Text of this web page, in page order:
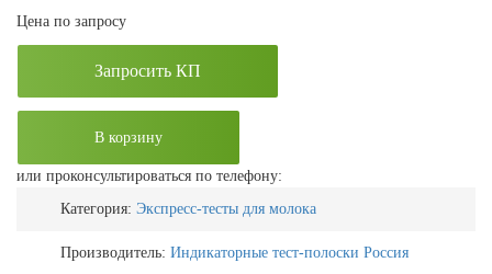
Цена по запросу
Запросить КП
В корзину
или проконсультироваться по телефону:
Категория: Экспресс-тесты для молока
Производитель: Индикаторные тест-полоски Россия